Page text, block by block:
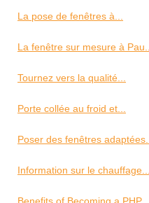
La pose de fenêtres à...
La fenêtre sur mesure à Pau...
Tournez vers la qualité...
Porte collée au froid et...
Poser des fenêtres adaptées...
Information sur le chauffage...